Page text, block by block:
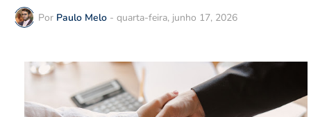
Por Paulo Melo - quarta-feira, junho 17, 2026